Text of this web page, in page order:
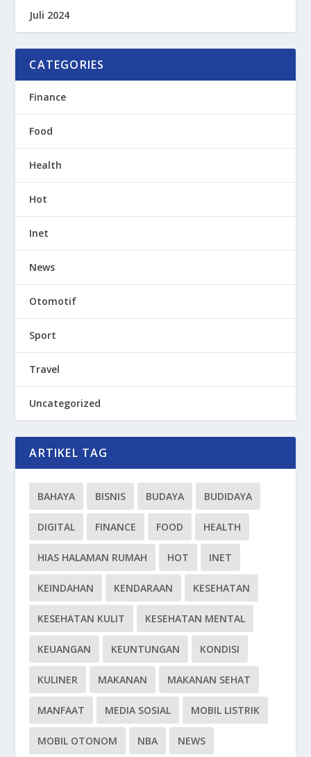
Juli 2024
CATEGORIES
Finance
Food
Health
Hot
Inet
News
Otomotif
Sport
Travel
Uncategorized
ARTIKEL TAG
BAHAYA BISNIS BUDAYA BUDIDAYA
DIGITAL FINANCE FOOD HEALTH
HIAS HALAMAN RUMAH HOT INET
KEINDAHAN KENDARAAN KESEHATAN
KESEHATAN KULIT KESEHATAN MENTAL
KEUANGAN KEUNTUNGAN KONDISI
KULINER MAKANAN MAKANAN SEHAT
MANFAAT MEDIA SOSIAL MOBIL LISTRIK
MOBIL OTONOM NBA NEWS